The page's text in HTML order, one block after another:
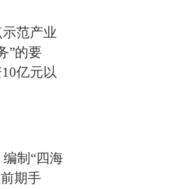
范产业
”的要
亿元以
制“四海
期手